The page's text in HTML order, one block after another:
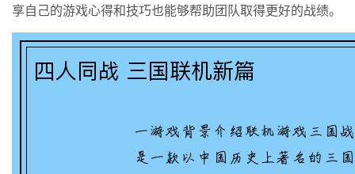
享自己的游戏心得和技巧也能够帮助团队取得更好的战绩。